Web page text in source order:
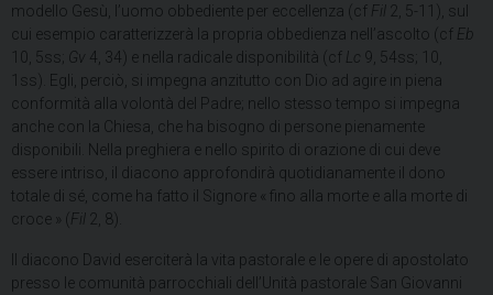
modello Gesù, l’uomo obbediente per eccellenza (cf Fil 2, 5-11), sul
cui esempio caratterizzerà la propria obbedienza nell’ascolto (cf Eb
10, 5ss; Gv 4, 34) e nella radicale disponibilità (cf Lc 9, 54ss; 10,
1ss). Egli, perciò, si impegna anzitutto con Dio ad agire in piena
conformità alla volontà del Padre; nello stesso tempo si impegna
anche con la Chiesa, che ha bisogno di persone pienamente
disponibili. Nella preghiera e nello spirito di orazione di cui deve
essere intriso, il diacono approfondirà quotidianamente il dono
totale di sé, come ha fatto il Signore « fino alla morte e alla morte di
croce » ( Fil 2, 8).
Il diacono David eserciterà la vita pastorale e le opere di apostolato
presso le comunità parrocchiali dell’Unità pastorale San Giovanni